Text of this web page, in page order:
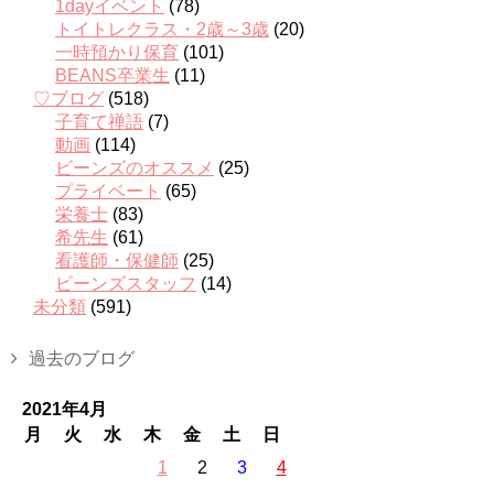
1dayイベント (78)
トイトレクラス・2歳～3歳 (20)
一時預かり保育 (101)
BEANS卒業生 (11)
♡ブログ (518)
子育て禅語 (7)
動画 (114)
ビーンズのオススメ (25)
プライベート (65)
栄養士 (83)
希先生 (61)
看護師・保健師 (25)
ビーンズスタッフ (14)
未分類 (591)
過去のブログ
2021年4月
月
火 水 木 金 土
日
1
2 3 4